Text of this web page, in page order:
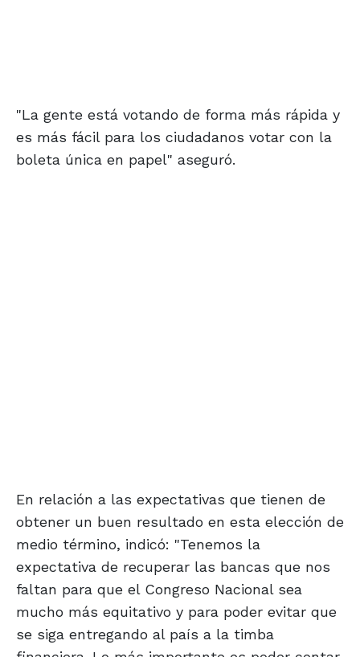
"La gente está votando de forma más rápida y
es más fácil para los ciudadanos votar con la
boleta única en papel" aseguró.
En relación a las expectativas que tienen de
obtener un buen resultado en esta elección de
medio término, indicó: "Tenemos la
expectativa de recuperar las bancas que nos
faltan para que el Congreso Nacional sea
mucho más equitativo y para poder evitar que
se siga entregando al país a la timba